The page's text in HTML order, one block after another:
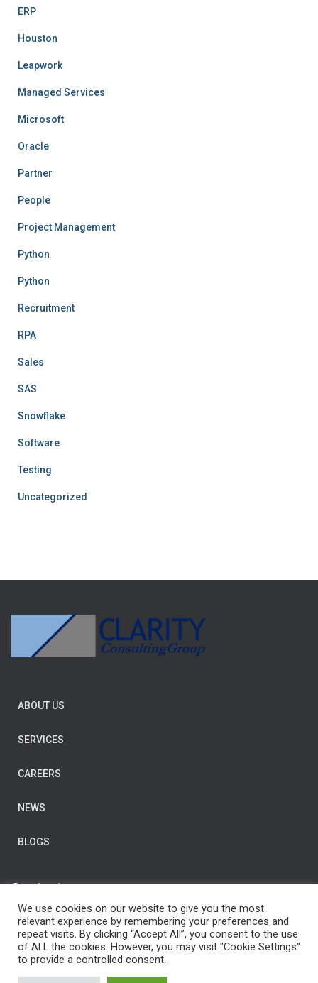
ERP
Houston
Leapwork
Managed Services
Microsoft
Oracle
Partner
People
Project Management
Python
Python
Recruitment
RPA
Sales
SAS
Snowflake
Software
Testing
Uncategorized
ABOUT US
SERVICES
CAREERS
NEWS
BLOGS
Contact us
E-Mail:post@clarityconsulting.com
Dronning Eufemias gate 16,
0191 Oslo,
We use cookies on our website to give you the most
relevant experience by remembering your preferences and
repeat visits. By clicking “Accept All”, you consent to the use
of ALL the cookies. However, you may visit "Cookie Settings"
to provide a controlled consent.